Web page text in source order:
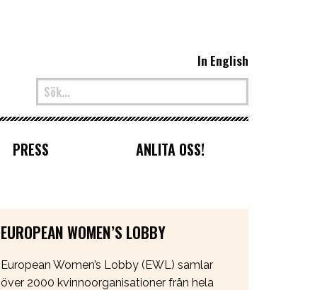
In English
PRESS ANLITA OSS!
EUROPEAN WOMEN’S LOBBY
European Women’s Lobby (EWL) samlar
över 2000 kvinnoorganisationer från hela